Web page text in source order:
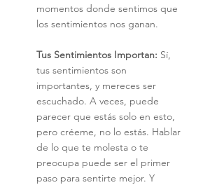
momentos donde sentimos que
los sentimientos nos ganan.
Tus Sentimientos Importan: Sí,
tus sentimientos son
importantes, y mereces ser
escuchado. A veces, puede
parecer que estás solo en esto,
pero créeme, no lo estás. Hablar
de lo que te molesta o te
preocupa puede ser el primer
paso para sentirte mejor. Y